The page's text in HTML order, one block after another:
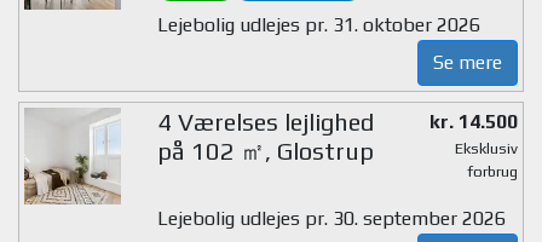
Lejebolig udlejes pr. 31. oktober 2026
Se mere
4 Værelses lejlighed
på 102 ㎡, Glostrup
kr. 14.500
Eksklusiv
forbrug
Lejebolig udlejes pr. 30. september 2026